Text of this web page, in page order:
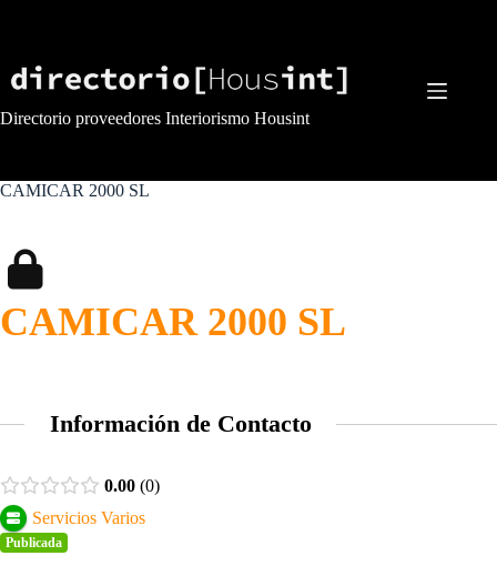
Directorio proveedores Interiorismo Housint
CAMICAR 2000 SL
CAMICAR 2000 SL
Información de Contacto
0.00 0
Servicios Varios
Publicada